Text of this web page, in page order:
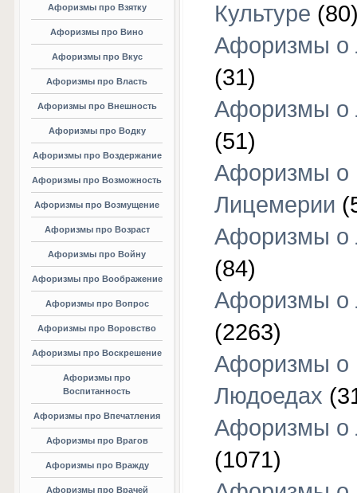
Афоризмы про Взятку
Афоризмы про Вино
Афоризмы про Вкус
Афоризмы про Власть
Афоризмы про Внешность
Афоризмы про Водку
Афоризмы про Воздержание
Афоризмы про Возможность
Афоризмы про Возмущение
Афоризмы про Возраст
Афоризмы про Войну
Афоризмы про Воображение
Афоризмы про Вопрос
Афоризмы про Воровство
Афоризмы про Воскрешение
Афоризмы про
Воспитанность
Афоризмы про Впечатления
Афоризмы про Врагов
Афоризмы про Вражду
Афоризмы про Врачей
Культуре
Афоризмы о
(31)
Афоризмы о
(51)
Афоризмы о
Лицемерии
Афоризмы о
(84)
Афоризмы о
(2263)
Афоризмы о
Людоедах
Афоризмы о
(1071)